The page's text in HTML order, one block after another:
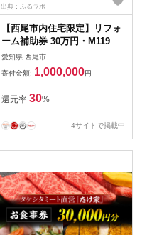
出典：ふるラボ
【西尾市内住宅限定】リフォ
ーム補助券 30万円・M119
愛知県 西尾市
寄付金額: 1,000,000円
還元率 30%
4サイトで掲載中